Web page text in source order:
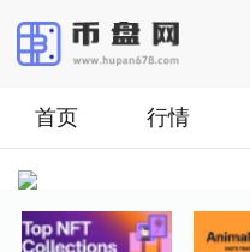
首页 行情